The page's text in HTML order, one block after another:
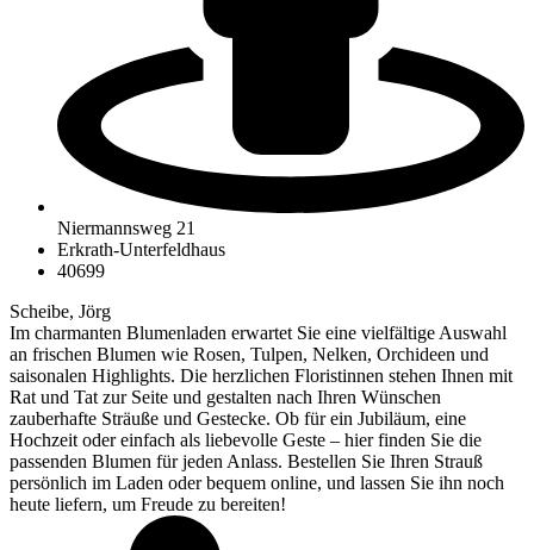
Niermannsweg 21
Erkrath-Unterfeldhaus
40699
Scheibe, Jörg
Im charmanten Blumenladen erwartet Sie eine vielfältige Auswahl
an frischen Blumen wie Rosen, Tulpen, Nelken, Orchideen und
saisonalen Highlights. Die herzlichen Floristinnen stehen Ihnen mit
Rat und Tat zur Seite und gestalten nach Ihren Wünschen
zauberhafte Sträuße und Gestecke. Ob für ein Jubiläum, eine
Hochzeit oder einfach als liebevolle Geste – hier finden Sie die
passenden Blumen für jeden Anlass. Bestellen Sie Ihren Strauß
persönlich im Laden oder bequem online, und lassen Sie ihn noch
heute liefern, um Freude zu bereiten!